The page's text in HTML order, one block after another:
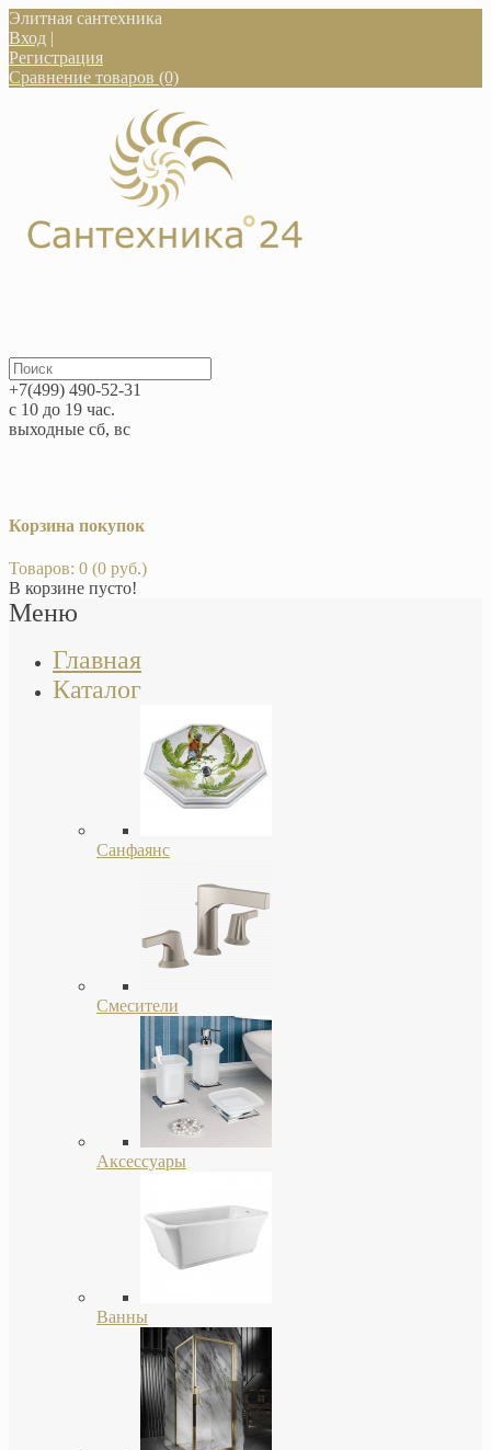
Элитная сантехника
Вход |
Регистрация
Сравнение товаров (0)
+7(499) 490-52-31
с 10 до 19 час.
выходные сб, вс
Корзина покупок
Товаров: 0 (0 руб.)
В корзине пусто!
Меню
Главная
Каталог
Санфаянс
Смесители
Аксессуары
Ванны